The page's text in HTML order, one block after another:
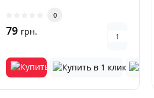
прибор буд..
0
79 грн.